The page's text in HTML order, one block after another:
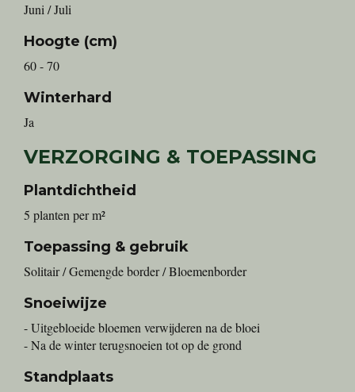
Juni / Juli
Hoogte (cm)
60 - 70
Winterhard
Ja
VERZORGING & TOEPASSING
Plantdichtheid
5 planten per m²
Toepassing & gebruik
Solitair / Gemengde border / Bloemenborder
Snoeiwijze
- Uitgebloeide bloemen verwijderen na de bloei
- Na de winter terugsnoeien tot op de grond
Standplaats